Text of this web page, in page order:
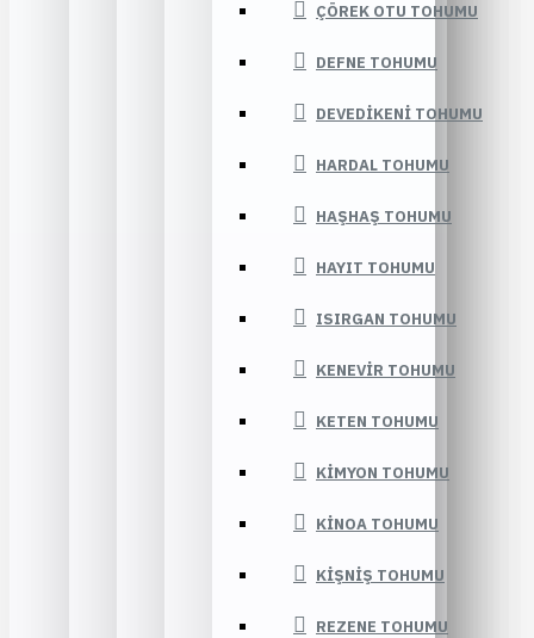
ÇÖREK OTU TOHUMU
DEFNE TOHUMU
DEVEDIKENI TOHUMU
HARDAL TOHUMU
HAŞHAŞ TOHUMU
HAYIT TOHUMU
ISIRGAN TOHUMU
KENEVIR TOHUMU
KETEN TOHUMU
KIMYON TOHUMU
KINOA TOHUMU
KIŞNIŞ TOHUMU
REZENE TOHUMU